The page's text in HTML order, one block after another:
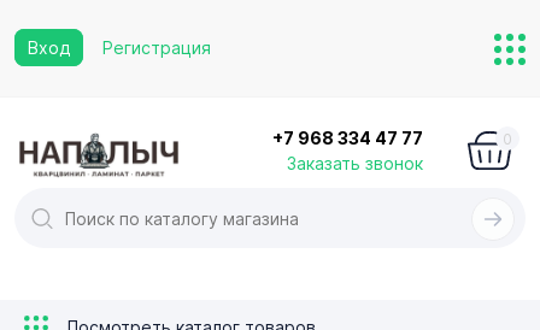
Вход Регистрация
+7 968 334 47 77
Заказать звонок
0